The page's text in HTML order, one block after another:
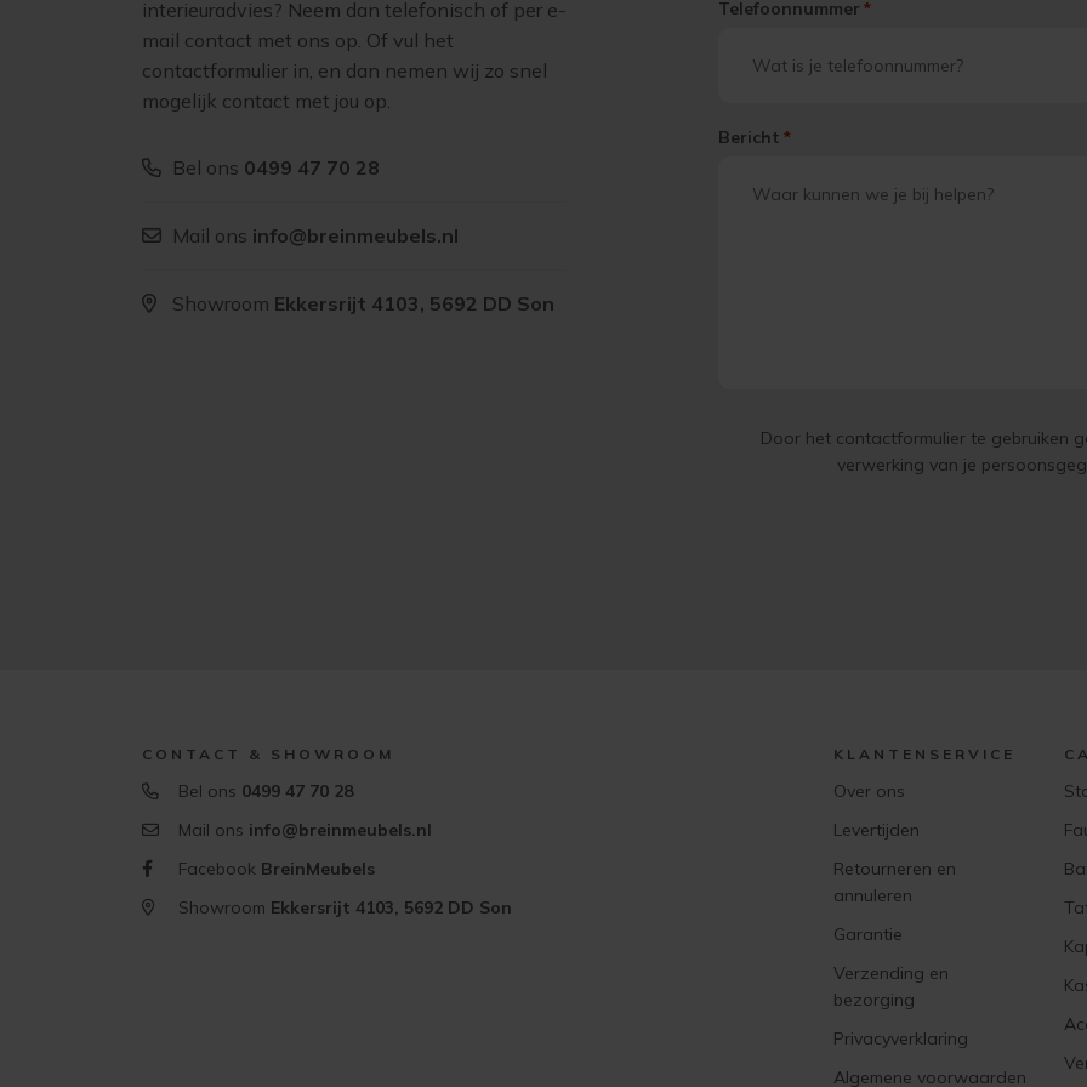
interieuradvies? Neem dan telefonisch of per e-
mail contact met ons op. Of vul het
contactformulier in, en dan nemen wij zo snel
mogelijk contact met jou op.
Bel ons 0499 47 70 28
Mail ons info@breinmeubels.nl
Showroom Ekkersrijt 4103, 5692 DD Son
Telefoonnummer *
Bericht *
Door het contactformulier te gebruiken
verwerking van je
CONTACT & SHOWROOM
Bel ons 0499 47 70 28
Mail ons info@breinmeubels.nl
Facebook BreinMeubels
Showroom Ekkersrijt 4103, 5692 DD Son
KLANTENSERVICE
Over ons
Levertijden
Retourneren en
annuleren
Garantie
Verzending en
bezorging
Privacyverklaring
Algemene voorwaarden